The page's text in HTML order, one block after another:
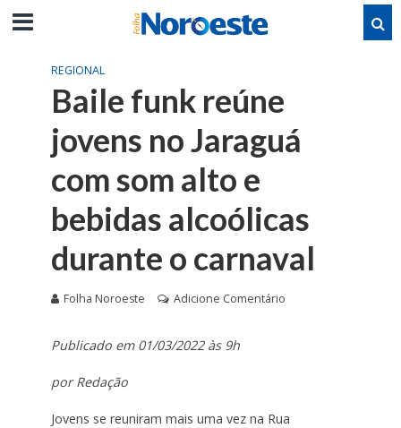
REGIONAL
Baile funk reúne
jovens no Jaraguá
com som alto e
bebidas alcoólicas
durante o carnaval
Folha Noroeste Adicione Comentário
Publicado em 01/03/2022 às 9h
por Redação
Jovens se reuniram mais uma vez na Rua